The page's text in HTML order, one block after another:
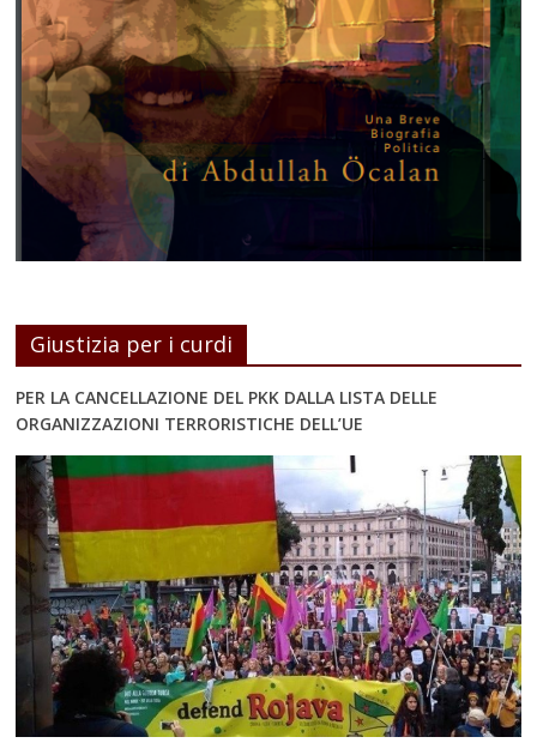
Giustizia per i curdi
PER LA CANCELLAZIONE DEL PKK DALLA LISTA DELLE
ORGANIZZAZIONI TERRORISTICHE DELL’UE